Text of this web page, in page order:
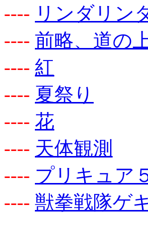
---- リンダリン
---- 前略、道の
---- 紅
---- 夏祭り
---- 花
---- 天体観測
---- プリキュア
---- 獣拳戦隊ゲ